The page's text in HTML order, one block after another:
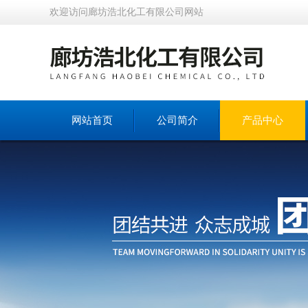
欢迎访问廊坊浩北化工有限公司网站
网站首页 公司简介 产品中心